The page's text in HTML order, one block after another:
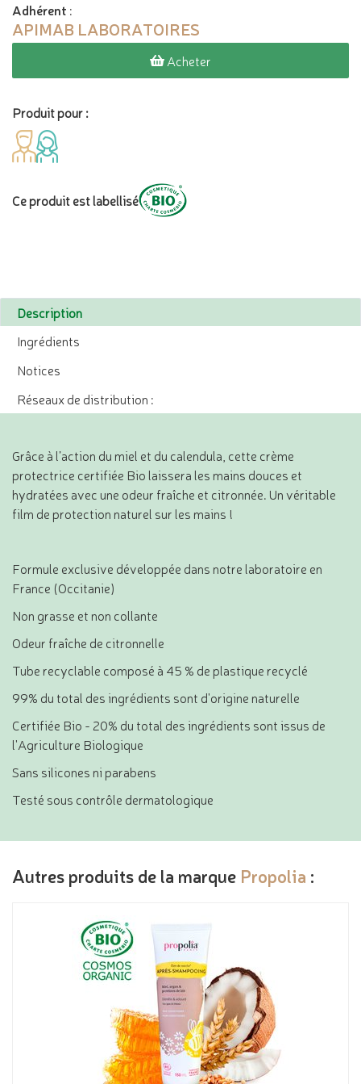
Adhérent :
APIMAB LABORATOIRES
Acheter
Produit pour :
Ce produit est labellisé
Description
Ingrédients
Notices
Réseaux de distribution :
Grâce à l’action du miel et du calendula, cette crème
protectrice certifiée Bio laissera les mains douces et
hydratées avec une odeur fraîche et citronnée. Un véritable
film de protection naturel sur les mains !
Formule exclusive développée dans notre laboratoire en
France (Occitanie)
Non grasse et non collante
Odeur fraîche de citronnelle
Tube recyclable composé à 45 % de plastique recyclé
99% du total des ingrédients sont d'origine naturelle
Certifiée Bio - 20% du total des ingrédients sont issus de
l'Agriculture Biologique
Sans silicones ni parabens
Testé sous contrôle dermatologique
Autres produits de la marque Propolia :